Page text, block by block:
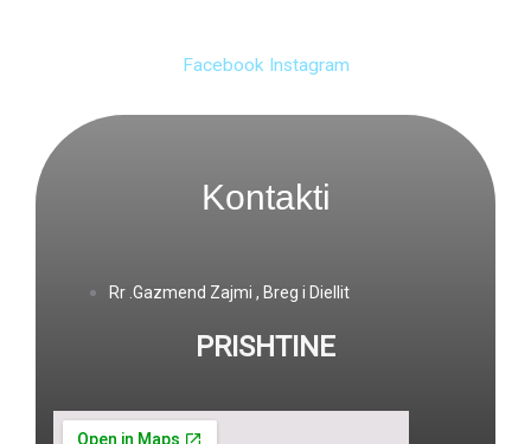
Facebook Instagram
Kontakti
Rr .Gazmend Zajmi , Breg i Diellit
PRISHTINE